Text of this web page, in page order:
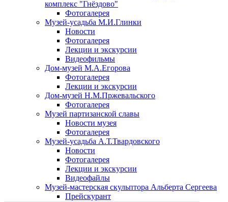
комплекс "Гнёздово"
Фотогалерея
Музей-усадьба М.И.Глинки
Новости
Фотогалерея
Лекции и экскурсии
Видеофильмы
Дом-музей М.А.Егорова
Фотогалерея
Лекции и экскурсии
Дом-музей Н.М.Пржевальского
Фотогалерея
Музей партизанской славы
Новости музея
Фотогалерея
Музей-усадьба А.Т.Твардовского
Новости
Фотогалерея
Лекции и экскурсии
Видеофайлы
Музей-мастерская скульптора Альберта Сергеева
Прейскурант